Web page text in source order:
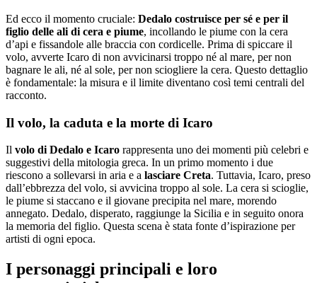
Ed ecco il momento cruciale: Dedalo costruisce per sé e per il
figlio delle ali di cera e piume, incollando le piume con la cera
d’api e fissandole alle braccia con cordicelle. Prima di spiccare il
volo, avverte Icaro di non avvicinarsi troppo né al mare, per non
bagnare le ali, né al sole, per non sciogliere la cera. Questo dettaglio
è fondamentale: la misura e il limite diventano così temi centrali del
racconto.
Il volo, la caduta e la morte di Icaro
Il volo di Dedalo e Icaro rappresenta uno dei momenti più celebri e
suggestivi della mitologia greca. In un primo momento i due
riescono a sollevarsi in aria e a lasciare Creta. Tuttavia, Icaro, preso
dall’ebbrezza del volo, si avvicina troppo al sole. La cera si scioglie,
le piume si staccano e il giovane precipita nel mare, morendo
annegato. Dedalo, disperato, raggiunge la Sicilia e in seguito onora
la memoria del figlio. Questa scena è stata fonte d’ispirazione per
artisti di ogni epoca.
I personaggi principali e loro